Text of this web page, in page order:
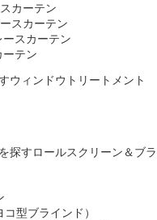
カーテン
スカーテン
スカーテン
ーテン
ウィンドウトリートメント
ロールスクリーン＆ブラ
型ブラインド）